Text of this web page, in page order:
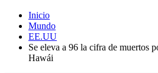
Inicio
Mundo
EE.UU
Se eleva a 96 la cifra de muertos
Hawái